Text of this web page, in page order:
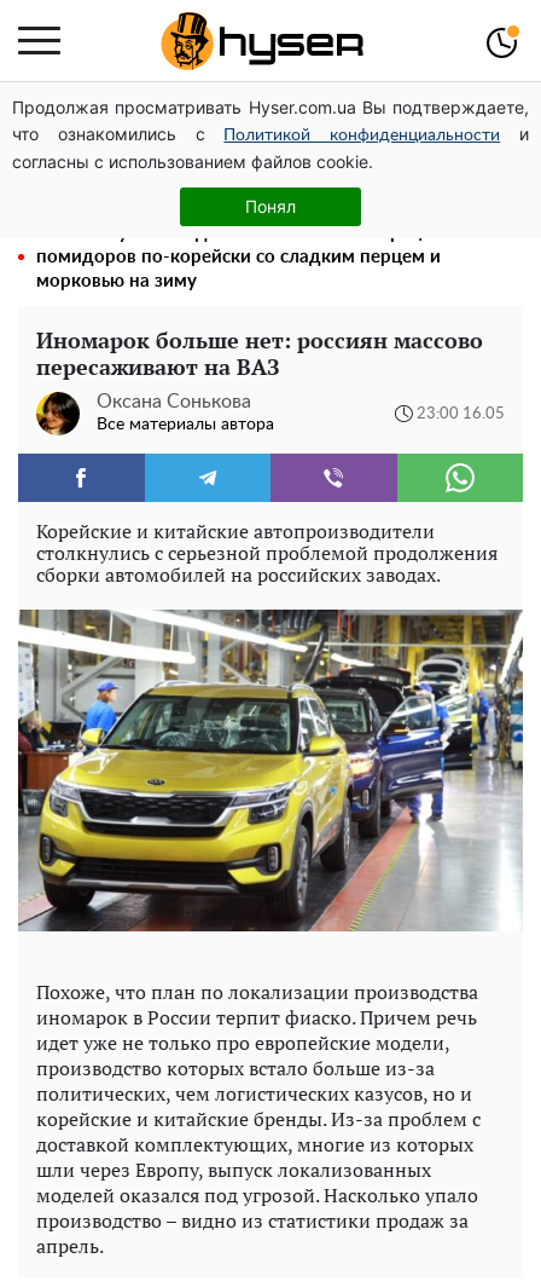
Продолжая просматривать Hyser.com.ua Вы подтверждаете,
что ознакомились с
Политикой конфиденциальности
и
согласны с использованием файлов cookie.
Понял
На Подоле обсудили развитие реабилитации и
рекреации
Полностью голая Анна Тринчер блеснула
"прелестями": таких размеров вы еще не видели
помидоров по-корейски со сладким перцем и
морковью на зиму
Иномарок больше нет: россиян массово
пересаживают на ВАЗ
Оксана Сонькова
Все материалы автора
23:00 16.05
Корейские и китайские автопроизводители
столкнулись с серьезной проблемой продолжения
сборки автомобилей на российских заводах.
Похоже, что план по локализации производства
иномарок в России терпит фиаско. Причем речь
идет уже не только про европейские модели,
производство которых встало больше из-за
политических, чем логистических казусов, но и
корейские и китайские бренды. Из-за проблем с
доставкой комплектующих, многие из которых
шли через Европу, выпуск локализованных
моделей оказался под угрозой. Насколько упало
производство – видно из статистики продаж за
апрель.